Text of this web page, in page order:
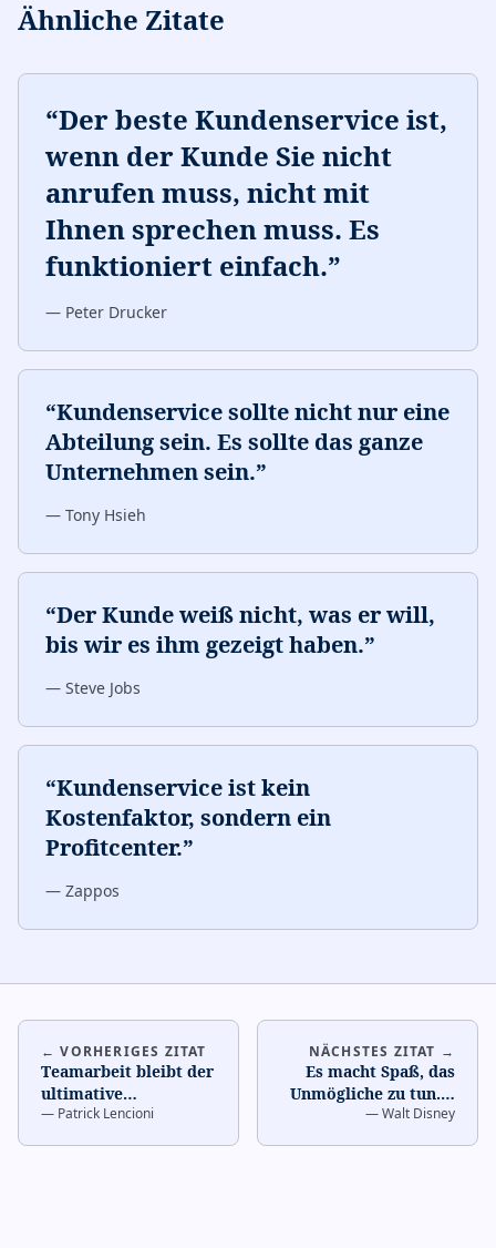
Ähnliche Zitate
“Der beste Kundenservice ist,
wenn der Kunde Sie nicht
anrufen muss, nicht mit
Ihnen sprechen muss. Es
funktioniert einfach.”
— Peter Drucker
“Kundenservice sollte nicht nur eine
Abteilung sein. Es sollte das ganze
Unternehmen sein.”
— Tony Hsieh
“Der Kunde weiß nicht, was er will,
bis wir es ihm gezeigt haben.”
— Steve Jobs
“Kundenservice ist kein
Kostenfaktor, sondern ein
Profitcenter.”
— Zappos
← VORHERIGES ZITAT
Teamarbeit bleibt der
ultimative
Wettbewerbsvorteil.
— Patrick Lencioni
NÄCHSTES ZITAT →
Es macht Spaß, das
Unmögliche zu tun.…
—Walt Disney